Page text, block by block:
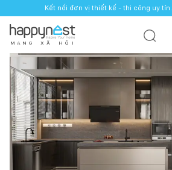
Kết nối đơn vị thiết kế - thi công uy tín.
M Ạ N G X Ã H Ộ I